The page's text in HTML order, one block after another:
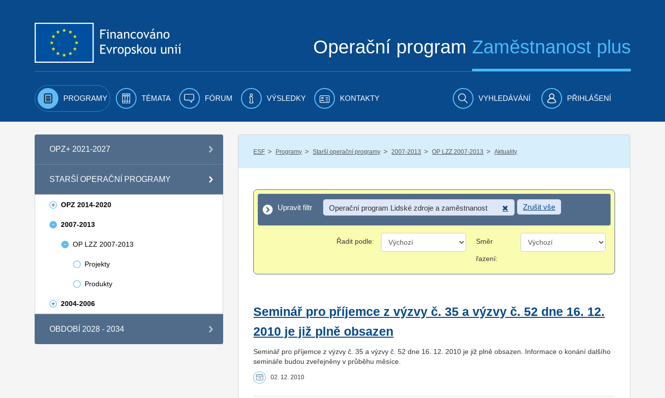
Operační program Zaměstnanost plus
PROGRAMY TÉMATA FÓRUM VÝSLEDKY KONTAKTY VYHLEDÁVÁNÍ PŘIHLÁŠENÍ
OPZ+ 2021-2027
STARŠÍ OPERAČNÍ PROGRAMY
OPZ 2014-2020
2007-2013
OP LZZ 2007-2013
Projekty
Produkty
2004-2006
OBDOBÍ 2028 - 2034
ESF / Programy / Starší operační programy / 2007-2013 / OP LZZ 2007-2013 / Aktuality
Upravit filtr
Upravit filtr Operační program Lidské zdroje a zaměstnanost Zrušit vše
Řadit podle: Směr
řazení:
Seminář pro příjemce z výzvy č. 35 a výzvy č. 52 dne 16. 12.
2010 je již plně obsazen
Seminář pro příjemce z výzvy č. 35 a výzvy č. 52 dne 16. 12. 2010 je již plně obsazen. Informace o konání dalšího
semináře budou zveřejněny v průběhu měsíce.
02. 12. 2010